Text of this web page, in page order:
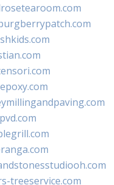
treeservice.com